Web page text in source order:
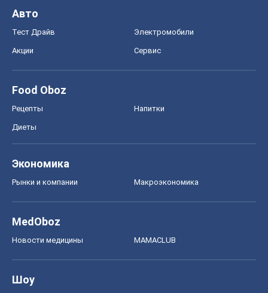
Авто
Тест Драйв Электромобили
Акции Сервис
Food Oboz
Рецепты Напитки
Диеты
Экономика
Рынки и компании Mакроэкономика
MedOboz
Новости медицины MAMACLUB
Шоу